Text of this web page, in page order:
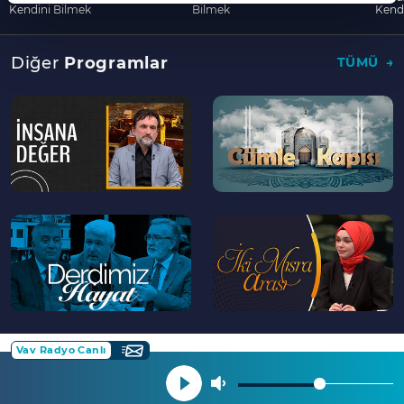
Kendini Bilmek
Bilmek
Diğer Programlar TÜMÜ
--
>
--
>
--
>
--
>
Vav Radyo Canlı